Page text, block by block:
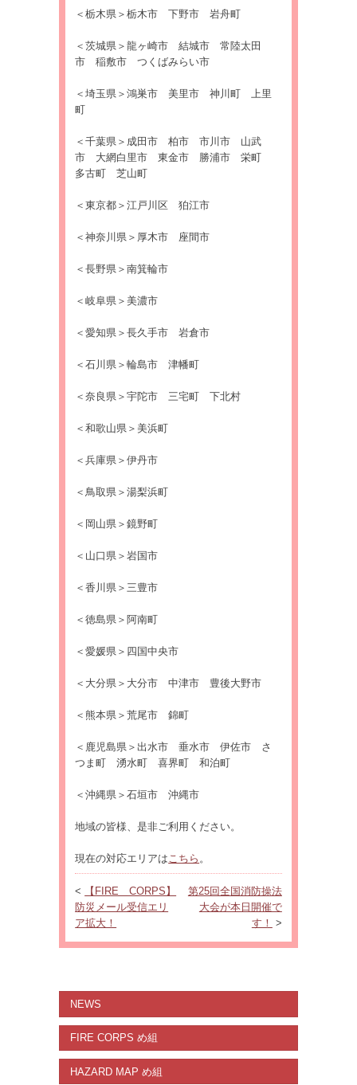
＜栃木県＞栃木市 下野市 岩舟町
＜茨城県＞龍ヶ崎市 結城市 常陸太田
市 稲敷市 つくばみらい市
＜埼玉県＞鴻巣市 美里市 神川町 上里
町
＜千葉県＞成田市 柏市 市川市 山武
市 大網白里市 東金市 勝浦市 栄町
多古町 芝山町
＜東京都＞江戸川区 狛江市
＜神奈川県＞厚木市 座間市
＜長野県＞南箕輪市
＜岐阜県＞美濃市
＜愛知県＞長久手市 岩倉市
＜石川県＞輪島市 津幡町
＜奈良県＞宇陀市 三宅町 下北村
＜和歌山県＞美浜町
＜兵庫県＞伊丹市
＜鳥取県＞湯梨浜町
＜岡山県＞鏡野町
＜山口県＞岩国市
＜香川県＞三豊市
＜徳島県＞阿南町
＜愛媛県＞四国中央市
＜大分県＞大分市 中津市 豊後大野市
＜熊本県＞荒尾市 錦町
＜鹿児島県＞出水市 垂水市 伊佐市 さ
つま町 湧水町 喜界町 和泊町
＜沖縄県＞石垣市 沖縄市
地域の皆様、是非ご利用ください。
現在の対応エリアはこちら 。
<
【FIRE CORPS】
防災メール受信エリ
ア拡大！
第25回全国消防操法
大会が本日開催で
す！
>
NEWS
FIRE CORPS め組
HAZARD MAP め組